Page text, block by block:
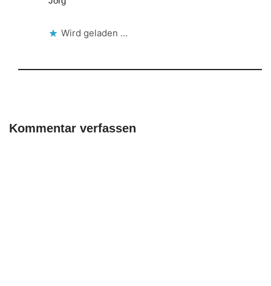
Wird geladen …
Kommentar verfassen